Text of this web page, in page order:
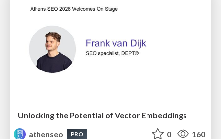
Unlocking the Potential of Vector Embeddings
athenseo
PRO 0 160